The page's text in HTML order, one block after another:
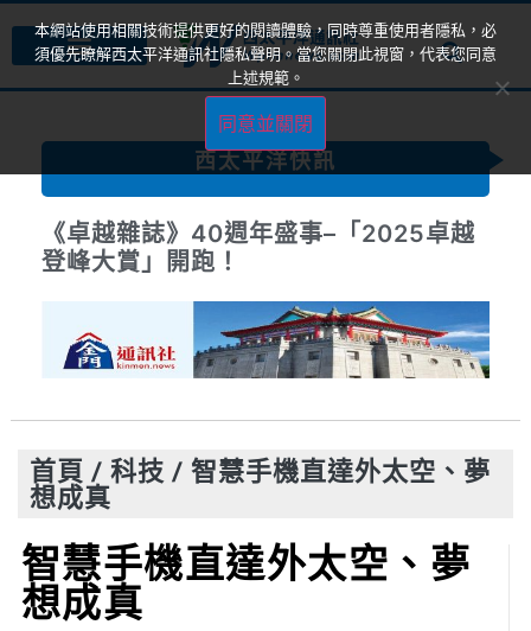
西太平洋快訊
《卓越雜誌》40週年盛事–「2025卓越
登峰大賞」開跑！
首頁 / 科技 / 智慧手機直達外太空、夢
想成真
智慧手機直達外太空、夢
想成真
本網站使用相關技術提供更好的閱讀體驗，同時尊重使用者隱私，必
須優先瞭解西太平洋通訊社隱私聲明。當您關閉此視窗，代表您同意
上述規範。
同意並關閉